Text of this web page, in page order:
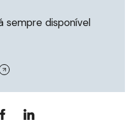
sempre disponível